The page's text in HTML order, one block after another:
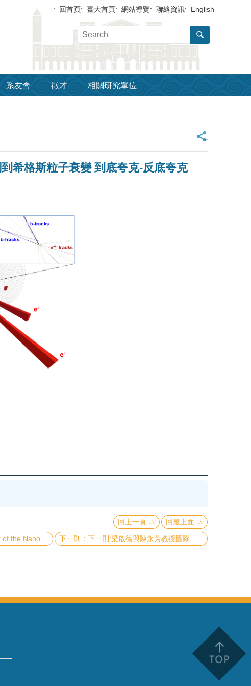
回首頁 臺大首頁 網站導覽 聯絡資訊 English
系友會 徵才 相關研究單位
_
希格斯粒子衰變 到底夸克-反底夸克
回上一頁 回最上面
cover of Appl. Phys. Lett. vol. 113, issue 24, in December, 2018. 下一則:梁啟德與陳永芳教授團隊合作發表結果在Advanced Optical Materials上並被期刊選為Inside cover